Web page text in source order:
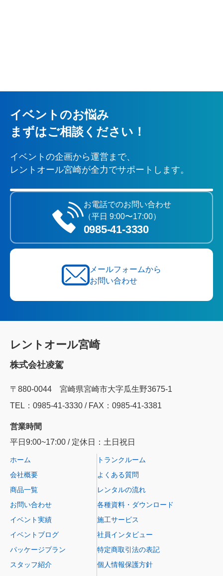
イベントのお悩み
まずはご相談ください！
イベントの企画から運営まで、
レントオール宮崎が全力でサポートします。
お電話でのお問い合わせ
（平日 9:00〜17:00）
0985‐41‐3330
メールフォームから
お問い合わせ
レントオール宮崎
株式会社凌駕
〒880-0044 宮崎県宮崎市大字瓜生野3675-1
TEL：0985‐41‐3330 / FAX：0985-41-3381
営業時間
平日9:00~17:00 / 定休日：土日祝日
ホーム
会社概要
商品一覧
お問い合わせ
イベント実績
イベントブログ
パッケージプラン
スタッフ紹介
トランクルーム
よくある質問
レンタルの流れ
各種資料・ダウンロード
施工サービス
社員インタビュー
特定商取引法の表記
個人情報保護方針